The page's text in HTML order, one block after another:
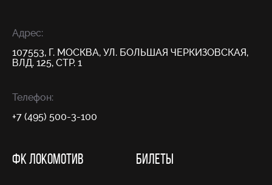
Адрес:
107553, Г. МОСКВА, УЛ. БОЛЬШАЯ ЧЕРКИЗОВСКАЯ,
ВЛД. 125, СТР. 1
Телефон:
+7 (495) 500-3-100
ФК ЛОКОМОТИВ БИЛЕТЫ